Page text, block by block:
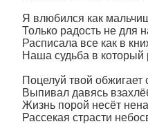
Я влюбился как
Только радость не для
Расписала все как в
Наша судьба в который
Поцелуй твой обжигает
Выпивал давясь
Жизнь порой несёт
Рассекая страсти